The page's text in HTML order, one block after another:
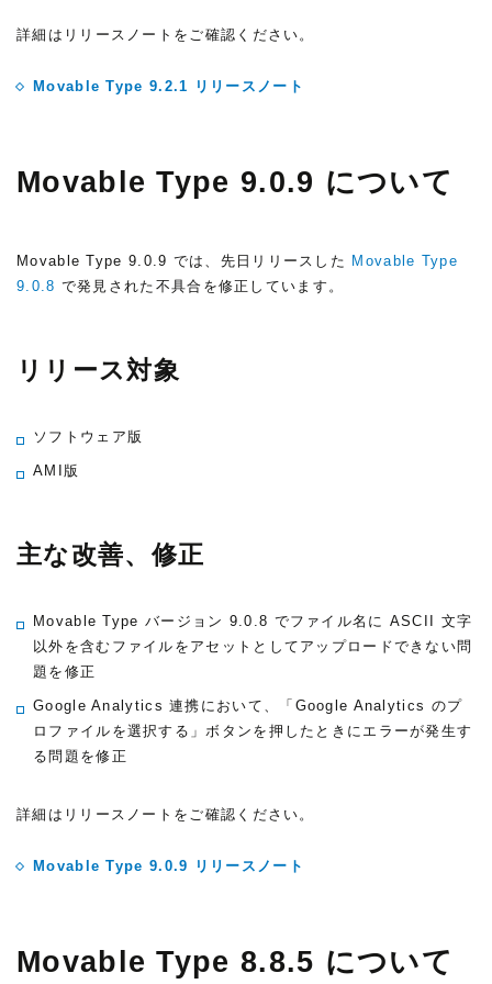
詳細はリリースノートをご確認ください。
Movable Type 9.2.1 リリースノート
Movable Type 9.0.9 について
Movable Type 9.0.9 では、先日リリースした Movable Type
9.0.8 で発見された不具合を修正しています。
リリース対象
ソフトウェア版
AMI版
主な改善、修正
Movable Type バージョン 9.0.8 でファイル名に ASCII 文字
以外を含むファイルをアセットとしてアップロードできない問
題を修正
Google Analytics 連携において、「Google Analytics のプ
ロファイルを選択する」ボタンを押したときにエラーが発生す
る問題を修正
詳細はリリースノートをご確認ください。
Movable Type 9.0.9 リリースノート
Movable Type 8.8.5 について